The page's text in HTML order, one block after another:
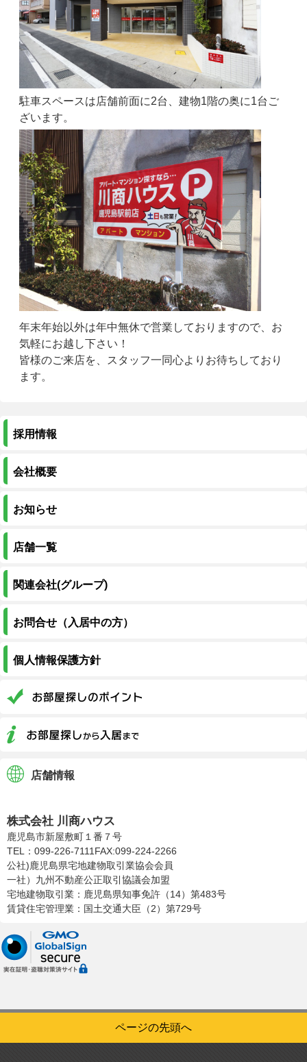
駐車スペースは店舗前面に2台、建物1階の奥に1台ご
ざいます。
年末年始以外は年中無休で営業しておりますので、お
気軽にお越し下さい！
皆様のご来店を、スタッフ一同心よりお待ちしており
ます。
採用情報
会社概要
お知らせ
店舗一覧
関連会社(グループ)
お問合せ（入居中の方）
個人情報保護方針
店舗情報
株式会社 川商ハウス
鹿児島市新屋敷町１番７号
TEL：099-226-7111 FAX:099-224-2266
公社)鹿児島県宅地建物取引業協会会員
一社）九州不動産公正取引協議会加盟
宅地建物取引業：鹿児島県知事免許（14）第483号
賃貸住宅管理業：国土交通大臣（2）第729号
ページの先頭へ